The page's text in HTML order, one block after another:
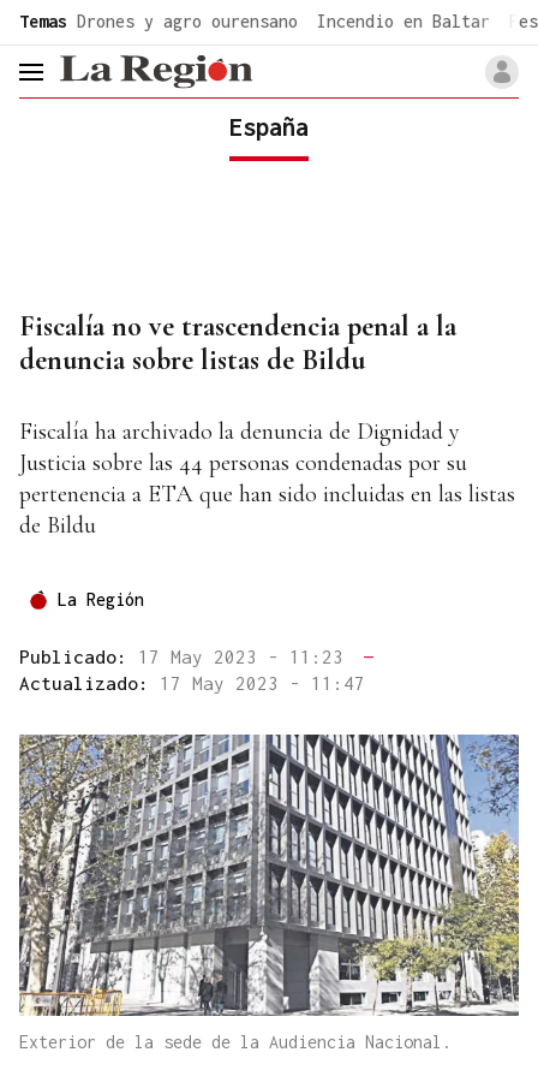
Temas Drones y agro ourensano Incendio en Baltar
header.menu.open
España
Fiscalía no ve trascendencia penal a la
denuncia sobre listas de Bildu
Fiscalía ha archivado la denuncia de Dignidad y
Justicia sobre las 44 personas condenadas por su
pertenencia a ETA que han sido incluidas en las listas
de Bildu
La Región
Publicado: 17 May 2023 - 11:23
—
Actualizado: 17 May 2023 - 11:47
Exterior de la sede de la Audiencia Nacional.